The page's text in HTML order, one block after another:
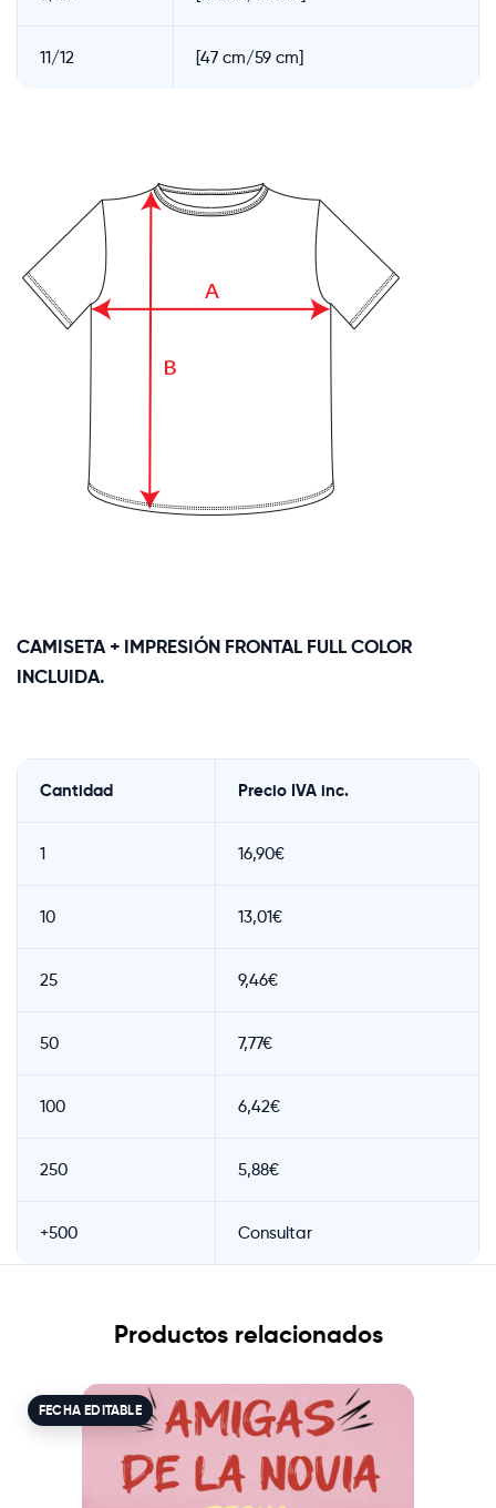
11/12 [47 cm/59 cm]
CAMISETA + IMPRESIÓN FRONTAL FULL COLOR
INCLUIDA.
Cantidad Precio IVA inc.
1 16,90€
10 13,01€
25 9,46€
50 7,77€
100 6,42€
250 5,88€
+500 Consultar
Productos relacionados
FECHA EDITABLE